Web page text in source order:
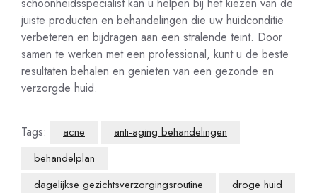
juiste producten en behandelingen die uw huidconditie
verbeteren en bijdragen aan een stralende teint. Door
samen te werken met een professional, kunt u de beste
resultaten behalen en genieten van een gezonde en
verzorgde huid.
Tags: acne
anti-aging behandelingen
behandelplan
dagelijkse gezichtsverzorgingsroutine
droge huid